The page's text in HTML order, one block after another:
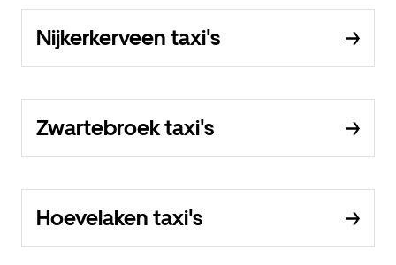
Nijkerkerveen taxi's
Zwartebroek taxi's
Hoevelaken taxi's